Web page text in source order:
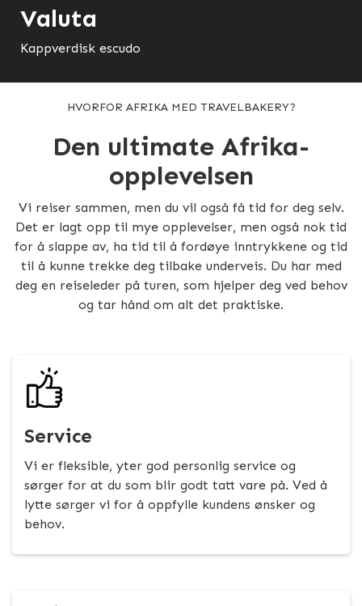
Valuta
Kappverdisk escudo
HVORFOR AFRIKA MED TRAVELBAKERY?
Den ultimate Afrika-
opplevelsen
Vi reiser sammen, men du vil også få tid for deg selv.
Det er lagt opp til mye opplevelser, men også nok tid
for å slappe av, ha tid til å fordøye inntrykkene og tid
til å kunne trekke deg tilbake underveis. Du har med
deg en reiseleder på turen, som hjelper deg ved behov
og tar hånd om alt det praktiske.
Service
Vi er fleksible, yter god personlig service og
sørger for at du som blir godt tatt vare på. Ved å
lytte sørger vi for å oppfylle kundens ønsker og
behov.